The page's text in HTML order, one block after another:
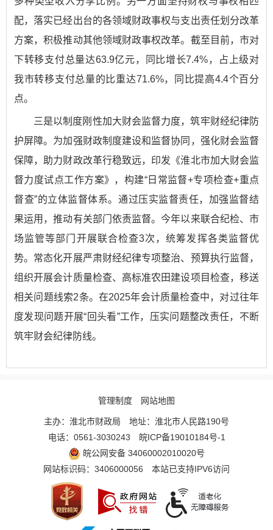
配，落实已经出台的各领域财政事权与支出责任划分改革
方案，积极推动其他领域财政事权改革。截至目前，市对
下转移支付总量达63.9亿元，同比增长7.4%，占上级对
我市转移支付总量的比重达71.6%，同比提高4.4个百分
点。
三是以制度刚性加大财会监督力度，筑牢财经纪律防
护屏障。为加强财政制度建设和监督协同，强化财会监督
保障，助力财政改革行稳致远，印发《淮北市加大财会监
督力度试点工作方案》，构建“日常监督+专项检查+重点
督查”的立体监督体系。通过压实监督责任，加强监督结
果运用，推动有关部门依责监督。今年以来联合纪检、市
场监管等部门开展联合检查3次，统筹发挥各类监督优
势。常态化开展严肃财经纪律专项整治、预算执行监督，
组织开展会计质量检查、高标准农田建设项目检查，移送
相关问题线索2条。在2025年会计质量检查中，对过往年
度发现问题开展“回头看”工作，压实问题整改责任，不断
筑牢财会纪律防线。
管理制度 网站地图
主办：淮北市财政局
地址：淮北市人民路190号
电话：0561-3030243
皖ICP备19010184号-1
皖公网安备 34060002010020号
网站标识码：3406000056
本站已支持IPV6访问